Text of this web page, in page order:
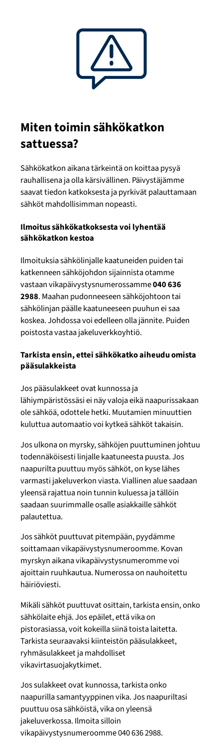
Miten toimin sähkökatkon
sattuessa?
Sähkökatkon aikana tärkeintä on koittaa pysyä
rauhallisena ja olla kärsivällinen. Päivystäjämme
saavat tiedon katkoksesta ja pyrkivät palauttamaan
sähköt mahdollisimman nopeasti.
Ilmoitus sähkökatkoksesta voi lyhentää
sähkökatkon kestoa
Ilmoituksia sähkölinjalle kaatuneiden puiden tai
katkenneen sähköjohdon sijainnista otamme
vastaan vikapäivystysnumerossamme040 636
2988. Maahan pudonneeseen sähköjohtoon tai
sähkölinjan päälle kaatuneeseen puuhun ei saa
koskea. Johdossa voi edelleen olla jännite. Puiden
poistosta vastaa jakeluverkkoyhtiö.
Tarkista ensin, ettei sähkökatko aiheudu omista
pääsulakkeista
Jos pääsulakkeet ovat kunnossa ja
lähiympäristössäsi ei näy valoja eikä naapurissakaan
ole sähköä, odottele hetki. Muutamien minuuttien
kuluttua automaatio voi kytkeä sähköt takaisin.
Jos ulkona on myrsky, sähköjen puuttuminen johtuu
todennäköisesti linjalle kaatuneesta puusta. Jos
naapurilta puuttuu myös sähköt, on kyse lähes
varmasti jakeluverkon viasta. Viallinen alue saadaan
yleensä rajattua noin tunnin kuluessa ja tällöin
saadaan suurimmalle osalle asiakkaille sähköt
palautettua.
Jos sähköt puuttuvat pitempään, pyydämme
soittamaan vikapäivystysnumeroomme. Kovan
myrskyn aikana vikapäivystysnumeromme voi
ajoittain ruuhkautua. Numerossa on nauhoitettu
häiriöviesti.
Mikäli sähköt puuttuvat osittain, tarkista ensin, onko
sähkölaite ehjä. Jos epäilet, että vika on
pistorasiassa, voit kokeilla siinä toista laitetta.
Tarkista seuraavaksi kiinteistön pääsulakkeet,
ryhmäsulakkeet ja mahdolliset
vikavirtasuojakytkimet.
Jos sulakkeet ovat kunnossa, tarkista onko
naapurilla samantyyppinen vika. Jos naapuriltasi
puuttuu osa sähköistä, vika on yleensä
jakeluverkossa. Ilmoita silloin
vikapäivystysnumeroomme 040 636 2988.